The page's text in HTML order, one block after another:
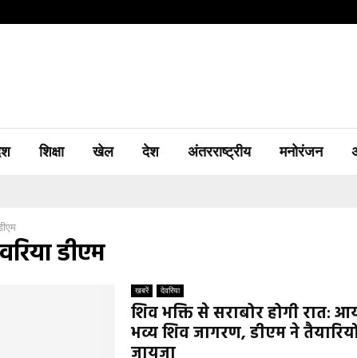
शिक्षा खेल देश अंतरराष्ट्रीय मनोरंजन
डीएम
खबरें देवरिया
शिव भक्ति से सराबोर होगी रात:
भव्य शिव जागरण, डीएम ने